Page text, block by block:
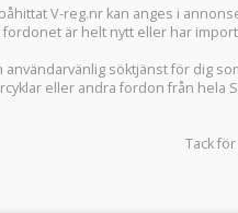
V-reg.nr kan anges i
fordonet är helt nytt eller har
användarvänlig söktjänst för dig
eller andra fordon från hela
Tack